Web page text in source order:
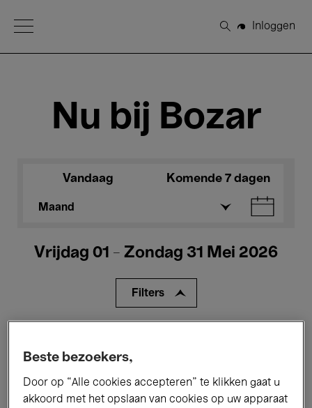
Open Menu
Zoeken
Inloggen
Nu bij Bozar
Vandaag Komende 7 dagen
Maand
Vrijdag 01 - Zondag 31 Mei 2026
Filters
Performances Lezingen & Debatten
Beste bezoekers,
Door op “Alle cookies accepteren” te klikken gaat u
akkoord met het opslaan van cookies op uw apparaat